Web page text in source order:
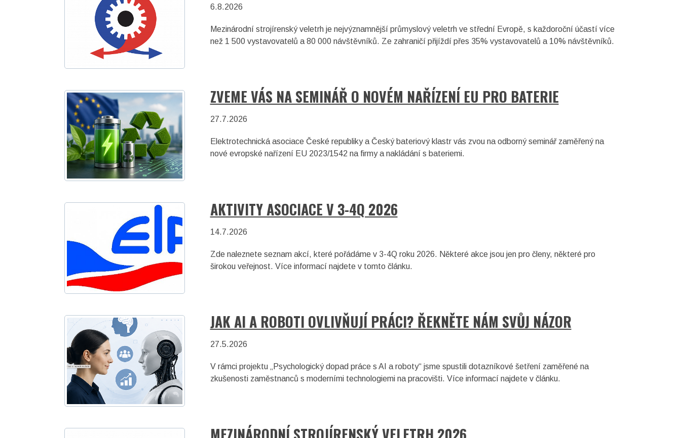
asociace České republiky
6.8.2026
Mezinárodní strojírenský veletrh je nejvýznamnější průmyslový veletrh ve střední Evropě, s každoroční účastí více
než 1 500 vystavovatelů a 80 000 návštěvníků. Ze zahraničí přijíždí přes 35% vystavovatelů a 10% návštěvníků.
ZVEME VÁS NA SEMINÁŘ O NOVÉM NAŘÍZENÍ EU PRO BATERIE
27.7.2026
Elektrotechnická asociace České republiky a Český bateriový klastr vás zvou na odborný seminář zaměřený na
nové evropské nařízení EU 2023/1542 na firmy a nakládání s bateriemi.
AKTIVITY ASOCIACE V 3-4Q 2026
14.7.2026
Zde naleznete seznam akcí, které pořádáme v 3-4Q roku 2026. Některé akce jsou jen pro členy, některé pro
širokou veřejnost. Více informací najdete v tomto článku.
JAK AI A ROBOTI OVLIVŇUJÍ PRÁCI? ŘEKNĚTE NÁM SVŮJ NÁZOR
27.5.2026
V rámci projektu „Psychologický dopad práce s AI a roboty“ jsme spustili dotazníkové šetření zaměřené na
zkušenosti zaměstnanců s moderními technologiemi na pracovišti. Více informací najdete v článku.